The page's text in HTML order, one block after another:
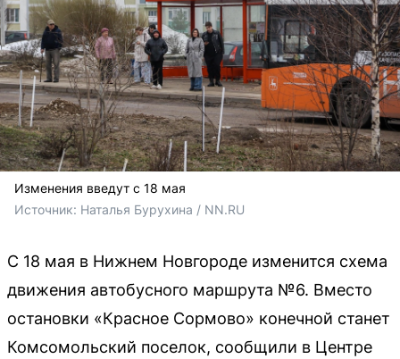
Изменения введут с 18 мая
Источник: Наталья Бурухина / NN.RU
С 18 мая в Нижнем Новгороде изменится схема
движения автобусного маршрута №6. Вместо
остановки «Красное Сормово» конечной станет
Комсомольский поселок, сообщили в Центре